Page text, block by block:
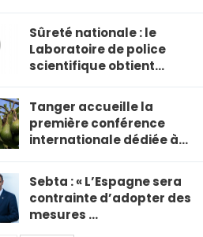
Sûreté nationale : le
Laboratoire de police
scientifique obtient…
Tanger accueille la
première conférence
internationale dédiée à…
Sebta : « L’Espagne sera
contrainte d’adopter des
mesures …